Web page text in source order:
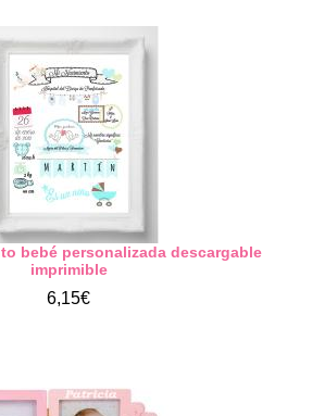
bebé personalizada descargable
imprimible
6,15€